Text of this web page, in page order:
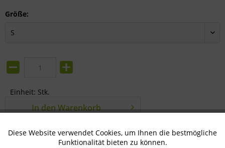
Größe:
Einheit: Stk.
In den Warenkorb
Merken Bewerten
Technisch notwendig Aktiv
Diese Website verwendet Cookies, um Ihnen die bestmögliche
Funktionalität bieten zu können.